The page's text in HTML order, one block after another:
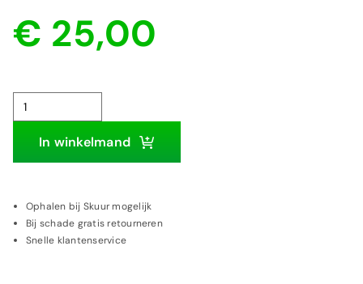
€ 25,00
F1
Wielcovers
voor
|
Pirelli
In winkelmand
Ophalen bij Skuur mogelijk
Bij schade gratis retourneren
Snelle klantenservice